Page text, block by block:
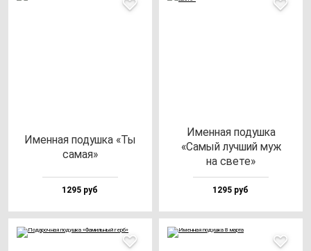
Имен­ная по­душ­ка «Ты
са­мая»
1295 руб
Имен­ная по­душ­ка
«Самый луч­ший муж
на све­те»
1295 руб